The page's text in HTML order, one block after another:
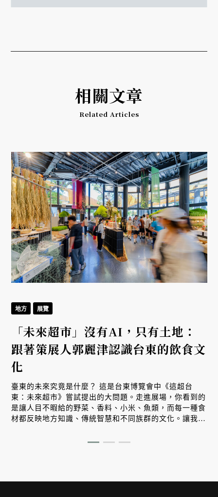
相關文章
Related Articles
地方 展覽
「未來超市」沒有AI，只有土地：
跟著策展人郭麗津認識台東的飲食文
化
臺東的未來究竟是什麼？ 這是台東博覽會中《這超台
東：未來超市》嘗試提出的大問題。走進展場，你看到的
是讓人目不暇給的野菜、香料、小米、魚類，而每一種食
材都反映地方知識、傳統智慧和不同族群的文化。讓我們